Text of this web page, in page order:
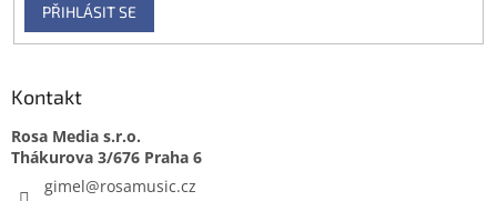
PŘIHLÁSIT SE
Kontakt
Rosa Media s.r.o.
gimel@rosamusic.cz